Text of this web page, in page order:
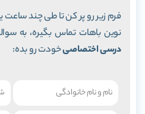
فرم زیر رو پر کن تا طی چند ساعت
نوین باهات تماس بگیره، به
درسی اختصاصیخودت رو بده: